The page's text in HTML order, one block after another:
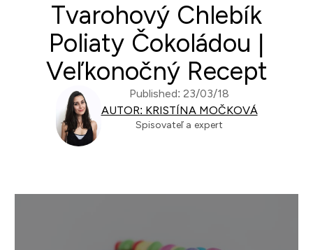
Tvarohový Chlebík
Poliaty Čokoládou |
Veľkonočný Recept
Published: 23/03/18
AUTOR: KRISTÍNA MOČKOVÁ
Spisovateľ a expert